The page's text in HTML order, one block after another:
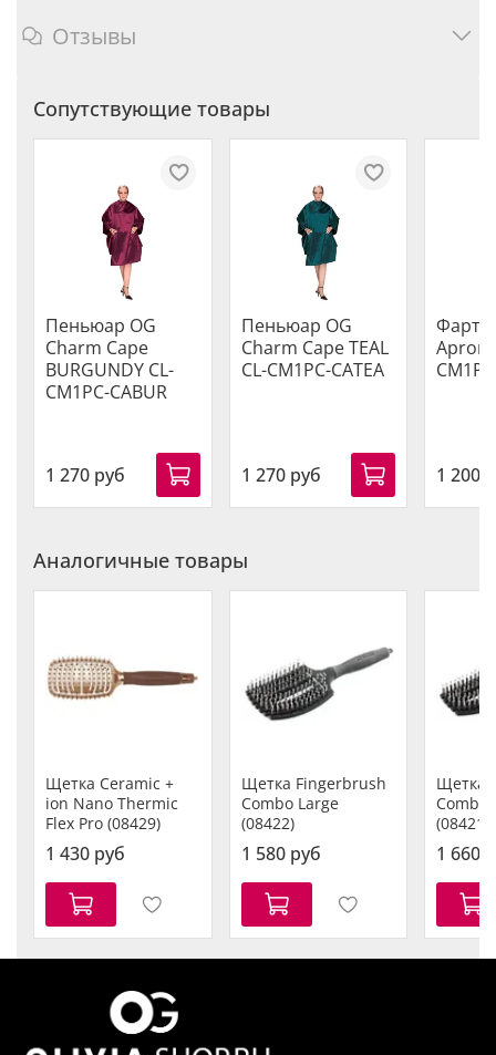
Отзывы
Сопутствующие товары
Пеньюар OG
Charm Cape
BURGUNDY CL-
CM1PC-CABUR
1 270 руб
Пеньюар OG
Charm Cape TEAL
CL-CM1PC-CATEA
1 270 руб
Apron
1 200
Аналогичные товары
Щетка Ceramic +
ion Nano Thermic
Flex Pro (08429)
1 430 руб
Щетка Fingerbrush
Combo Large
(08422)
1 580 руб
Щетка
Combo
(08421)
1 660